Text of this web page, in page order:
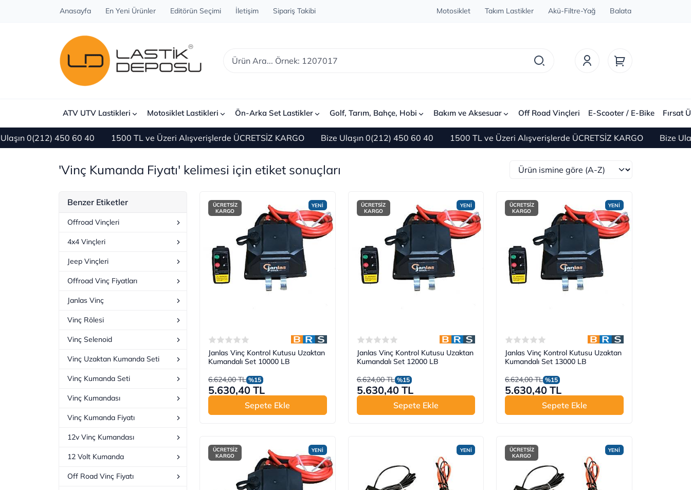
Anasayfa En Yeni Ürünler Editörün Seçimi İletişim Sipariş Takibi Motosiklet Takım Lastikler Akü-Filtre-Yağ Balata
ATV UTV Lastikleri Motosiklet Lastikleri Ön-Arka Set Lastikler Golf, Tarım, Bahçe, Hobi Bakım ve Aksesuar Off Road Vinçleri E-Scooter / E-Bike Fırsat
450 60 40 1500 TL ve Üzeri Alışverişlerde ÜCRETSİZ KARGO Bize Ulaşın 0(212) 450 60 40 1500 TL ve Üzeri Alışverişlerde ÜCRETSİZ KARGO Bize Ulaşın
'Vinç Kumanda Fiyatı' kelimesi için etiket sonuçları
Benzer Etiketler
Offroad Vinçleri
4x4 Vinçleri
Jeep Vinçleri
Offroad Vinç Fiyatları
Janlas Vinç
Vinç Rölesi
Vinç Selenoid
Vinç Uzaktan Kumanda Seti
Vinç Kumanda Seti
Vinç Kumandası
Vinç Kumanda Fiyatı
12v Vinç Kumandası
12 Volt Kumanda
Off Road Vinç Fiyatı
YENİ
ÜCRETSİZ
KARGO
Janlas Vinç Kontrol Kutusu Uzaktan
Kumandalı Set 10000 LB
6.624,00 TL %15
5.630,40 TL
Sepete Ekle
YENİ
ÜCRETSİZ
KARGO
Janlas Vinç Kontrol Kutusu Uzaktan
Kumandalı Set 12000 LB
6.624,00 TL %15
5.630,40 TL
Sepete Ekle
YENİ
ÜCRETSİZ
KARGO
Janlas Vinç Kontrol Kutusu Uzaktan
Kumandalı Set 13000 LB
6.624,00 TL %15
5.630,40 TL
Sepete Ekle
YENİ
ÜCRETSİZ
KARGO
YENİ YENİ
ÜCRETSİZ
KARGO